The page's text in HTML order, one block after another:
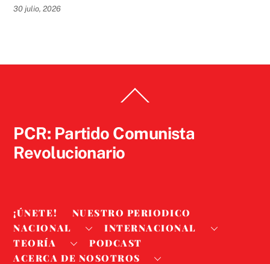
30 julio, 2026
To
PCR: Partido Comunista
Revolucionario
¡ÚNETE!
NUESTRO PERIODICO
NACIONAL
INTERNACIONAL
TEORÍA
PODCAST
ACERCA DE NOSOTROS